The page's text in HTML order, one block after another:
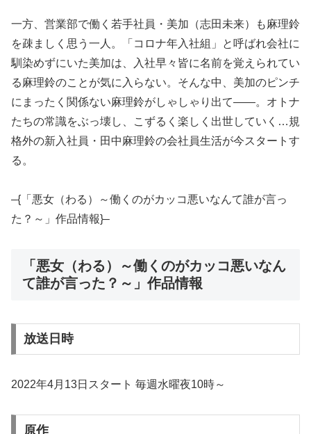
一方、営業部で働く若手社員・美加（志田未来）も麻理鈴
を疎ましく思う一人。「コロナ年入社組」と呼ばれ会社に
馴染めずにいた美加は、入社早々皆に名前を覚えられてい
る麻理鈴のことが気に入らない。そんな中、美加のピンチ
にまったく関係ない麻理鈴がしゃしゃり出て――。オトナ
たちの常識をぶっ壊し、こずるく楽しく出世していく…規
格外の新入社員・田中麻理鈴の会社員生活が今スタートす
る。
–{「悪女（わる）～働くのがカッコ悪いなんて誰が言っ
た？～」作品情報}–
「悪女（わる）～働くのがカッコ悪いなん
て誰が言った？～」作品情報
放送日時
2022年4月13日スタート 毎週水曜夜10時～
原作